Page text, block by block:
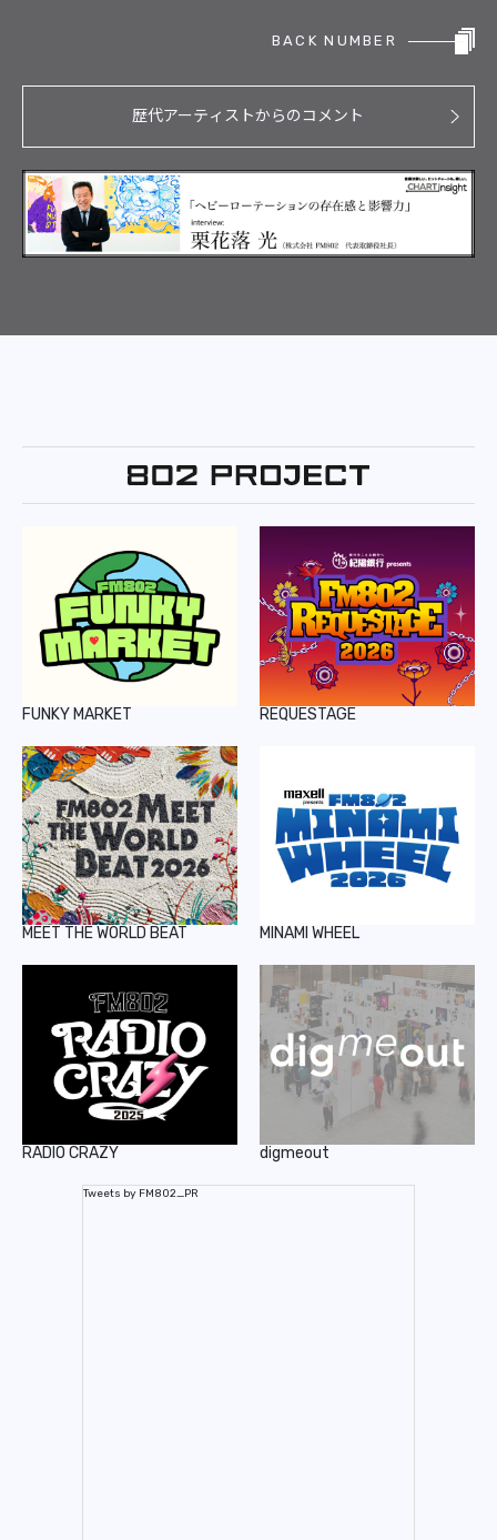
BACK NUMBER
歴代アーティストからのコメント
FUNKY MARKET REQUESTAGE
MEET THE WORLD BEAT MINAMI WHEEL
RADIO CRAZY digmeout
Tweets by FM802_PR